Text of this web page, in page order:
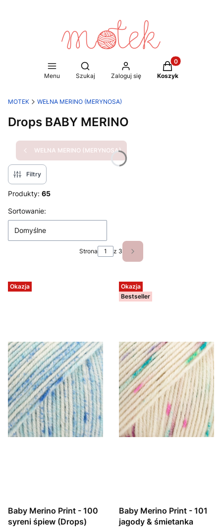
Menu
Otwórz wyszukiwarkę
Szukaj Zaloguj się
Produkty w
Koszyk
MOTEK WEŁNA MERINO (MERYNOSA)
Drops BABY MERINO
WEŁNA MERINO (MERYNOSA)
Filtry
Produkty: 65
Lista produktów
Sortowanie:
Domyślne
Strona z 3 Następne produkty
Okazja
Baby Merino Print - 100
syreni śpiew (Drops)
Okazja
Bestseller
Baby Merino Print - 101
jagody & śmietanka